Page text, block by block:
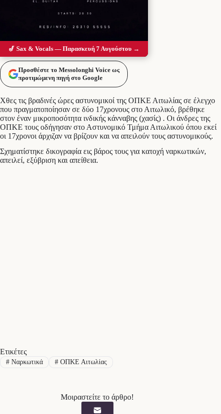
Προσθέστε το Messolonghi Voice ως
προτιμώμενη πηγή στο Google
Χθες τις βραδινές ώρες αστυνομικοί της ΟΠΚΕ Αιτωλίας σε έλεγχο
που πραγματοποίησαν σε δύο 17χρονους στο Αιτωλικό, βρέθηκε
στον έναν μικροποσότητα ινδικής κάνναβης (χασίς) . Οι άνδρες της
ΟΠΚΕ τους οδήγησαν στο Αστυνομικό Τμήμα Αιτωλικού όπου εκεί
οι 17χρονοι άρχιζαν να βρίζουν και να απειλούν τους αστυνομικούς.
Σχηματίστηκε δικογραφία εις βάρος τους για κατοχή ναρκωτικών,
απειλεί, εξύβριση και απείθεια.
Ετικέτες
#Ναρκωτικά #ΟΠΚΕ Αιτωλίας
Μοιραστείτε το άρθρο!
🎷 Sax & Vocals — Παρασκευή 7 Αυγούστου →